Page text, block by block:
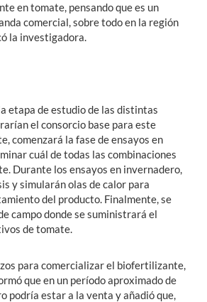
en tomate, pensando que es un
comercial, sobre todo en la región
la investigadora.
etapa de estudio de las distintas
el consorcio base para este
comenzará la fase de ensayos en
cuál de todas las combinaciones
Durante los ensayos en invernadero,
y simularán olas de calor para
del producto. Finalmente, se
campo donde se suministrará el
de tomate.
para comercializar el biofertilizante,
que en un período aproximado de
podría estar a la venta y añadió que,